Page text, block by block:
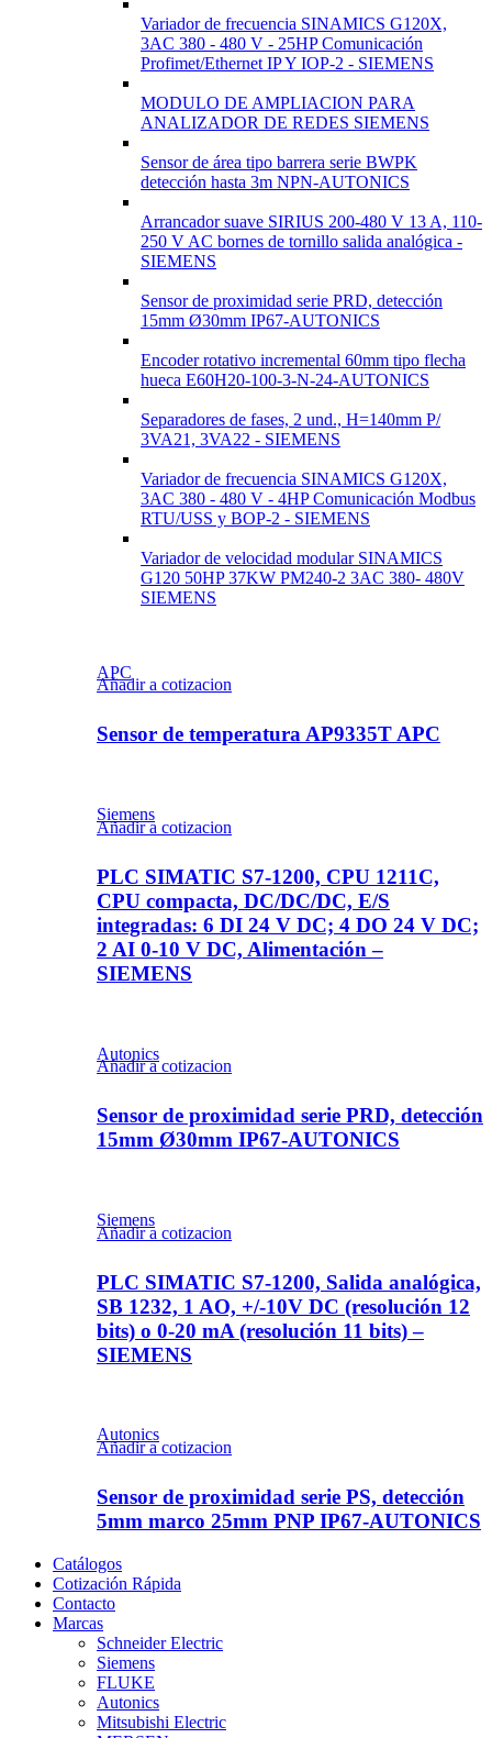
Variador de frecuencia SINAMICS G120X,
3AC 380 - 480 V - 25HP Comunicación
Profimet/Ethernet IP Y IOP-2 - SIEMENS
MODULO DE AMPLIACION PARA
ANALIZADOR DE REDES SIEMENS
Sensor de área tipo barrera serie BWPK
detección hasta 3m NPN-AUTONICS
Arrancador suave SIRIUS 200-480 V 13 A, 110-
250 V AC bornes de tornillo salida analógica -
SIEMENS
Sensor de proximidad serie PRD, detección
15mm Ø30mm IP67-AUTONICS
Encoder rotativo incremental 60mm tipo flecha
hueca E60H20-100-3-N-24-AUTONICS
Separadores de fases, 2 und., H=140mm P/
3VA21, 3VA22 - SIEMENS
Variador de frecuencia SINAMICS G120X,
3AC 380 - 480 V - 4HP Comunicación Modbus
RTU/USS y BOP-2 - SIEMENS
Variador de velocidad modular SINAMICS
G120 50HP 37KW PM240-2 3AC 380- 480V
SIEMENS
APC
Añadir a cotizacion
Sensor de temperatura AP9335T APC
Siemens
Añadir a cotizacion
PLC SIMATIC S7-1200, CPU 1211C,
CPU compacta, DC/DC/DC, E/S
integradas: 6 DI 24 V DC; 4 DO 24 V DC;
2 AI 0-10 V DC, Alimentación –
SIEMENS
Autonics
Añadir a cotizacion
Sensor de proximidad serie PRD, detección
15mm Ø30mm IP67-AUTONICS
Siemens
Añadir a cotizacion
PLC SIMATIC S7-1200, Salida analógica,
SB 1232, 1 AO, +/-10V DC (resolución 12
bits) o 0-20 mA (resolución 11 bits) –
SIEMENS
Autonics
Añadir a cotizacion
Sensor de proximidad serie PS, detección
5mm marco 25mm PNP IP67-AUTONICS
Catálogos
Cotización Rápida
Contacto
Marcas
Schneider Electric
Siemens
FLUKE
Autonics
Mitsubishi Electric